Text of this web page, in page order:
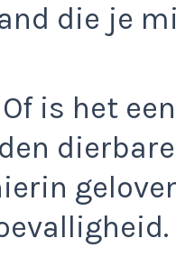
die je
is het
dierbare